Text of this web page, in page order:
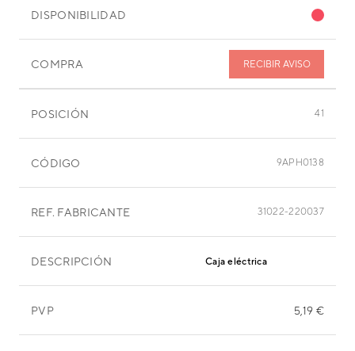
DISPONIBILIDAD
COMPRA RECIBIR AVISO
POSICIÓN 41
CÓDIGO 9APH0138
REF. FABRICANTE 31022-220037
DESCRIPCIÓN Caja eléctrica
PVP 5,19 €